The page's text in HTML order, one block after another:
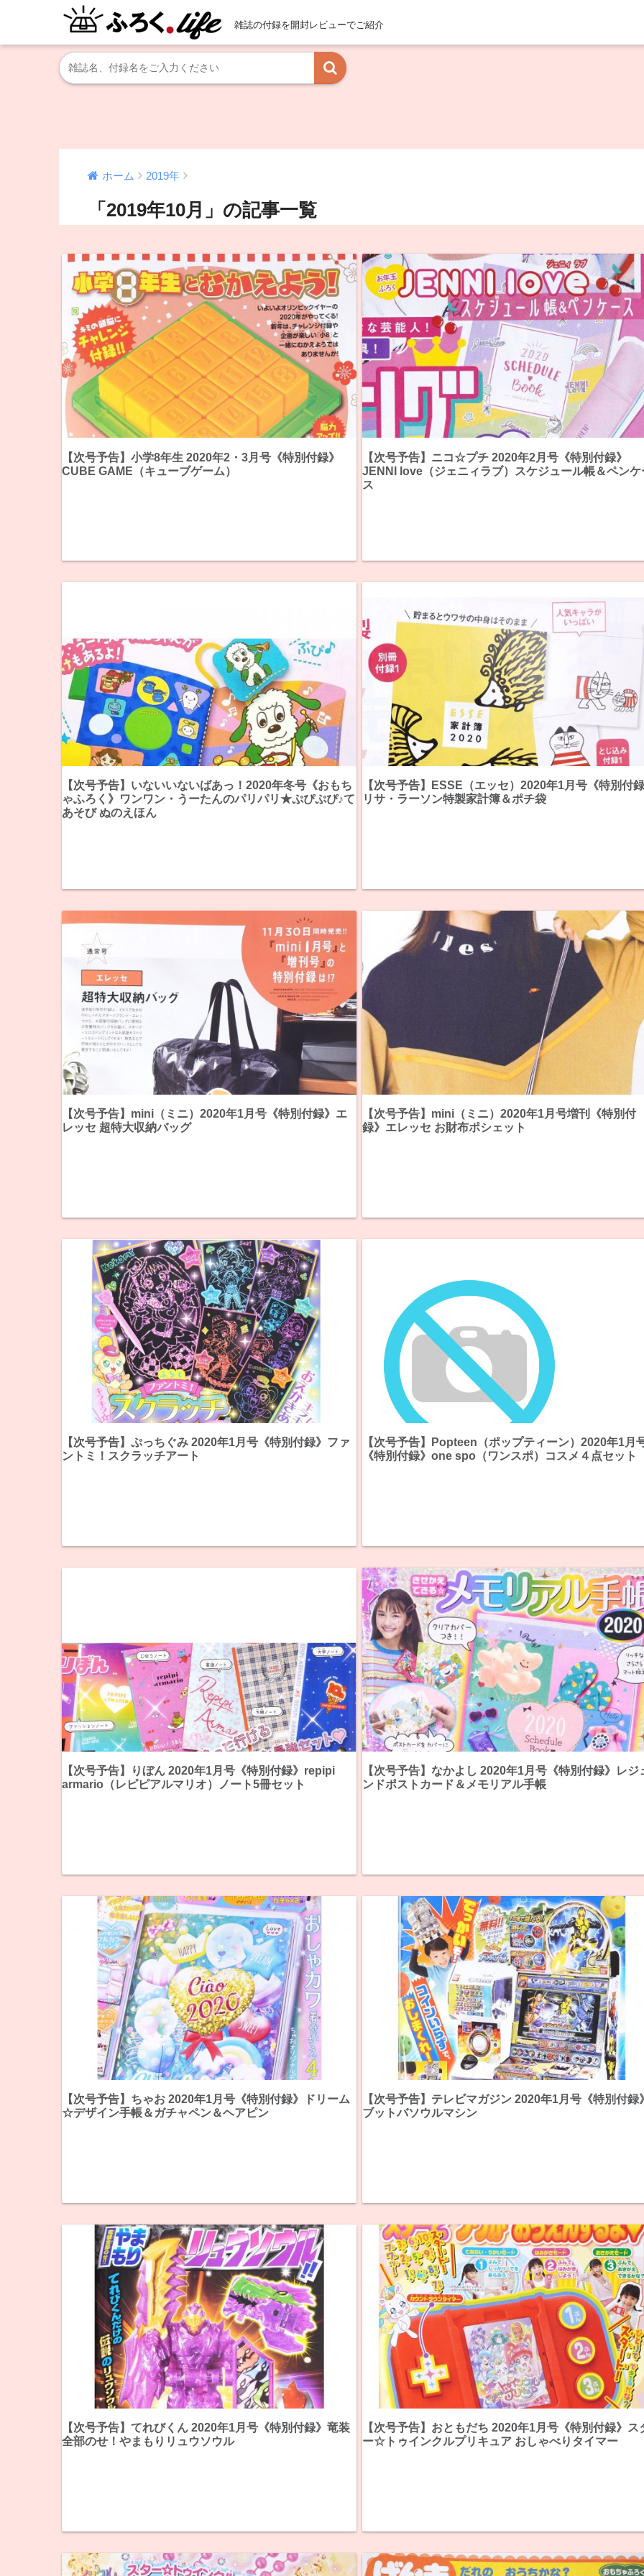
雑誌の付録を開封レビューでご紹介
ホーム 2019年
「2019年10月」の記事一覧
【次号予告】小学8年生 2020年2・3月号《特別付録》
CUBE GAME（キューブゲーム）
【次号予告】ニコ☆プチ 2020年2月号《特別付録》
JENNI love（ジェニィラブ）スケジュール帳＆ペンケ
ス
【次号予告】いないいないばあっ！2020年冬号《おもち
ゃふろく》ワンワン・うーたんのパリパリ★ぷぴぷぴ♪て
あそび ぬのえほん
【次号予告】ESSE（エッセ）2020年1月号《特別付
リサ・ラーソン特製家計簿＆ポチ袋
【次号予告】mini（ミニ）2020年1月号《特別付録》エ
レッセ 超特大収納バッグ
【次号予告】mini（ミニ）2020年1月号増刊《特別付
録》エレッセ お財布ポシェット
【次号予告】ぷっちぐみ 2020年1月号《特別付録》ファ
ントミ！スクラッチアート
【次号予告】Popteen（ポップティーン）2020年1月
《特別付録》one spo（ワンスポ）コスメ４点セット
【次号予告】りぼん 2020年1月号《特別付録》repipi
armario（レピピアルマリオ）ノート5冊セット
【次号予告】なかよし 2020年1月号《特別付録》レジ
ンドポストカード＆メモリアル手帳
【次号予告】ちゃお 2020年1月号《特別付録》ドリーム
☆デザイン手帳＆ガチャペン＆ヘアピン
【次号予告】テレビマガジン 2020年1月号《特別付録
ブットバソウルマシン
【次号予告】てれびくん 2020年1月号《特別付録》竜装
全部のせ！やまもりリュウソウル
【次号予告】おともだち 2020年1月号《特別付録》ス
ー☆トゥインクルプリキュア おしゃべりタイマー